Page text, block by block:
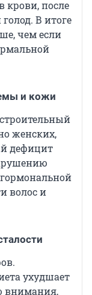
крови, после
В итоге
чем если
и кожи
женских,
дефицит
волос и
ухудшает
внимания,